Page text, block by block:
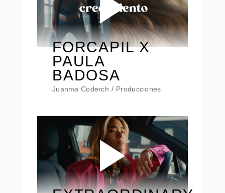
FORCAPIL X
PAULA
BADOSA
Juanma Coderch Producciones